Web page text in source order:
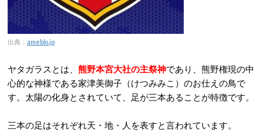
出典： ameblo.jp
ヤタガラスとは、 熊野本宮大社の主祭神であり、熊野権現の中
心的な神様である家津美御子（けつみみこ）のお仕えの鳥で
す。太陽の化身とされていて、足が三本あることが特徴です。
三本の足はそれぞれ天・地・人を表すと言われています。